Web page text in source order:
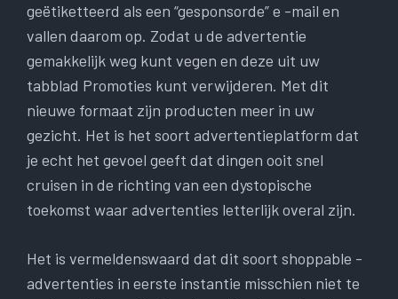
geëtiketteerd als een “gesponsorde” e -mail en
vallen daarom op. Zodat u de advertentie
gemakkelijk weg kunt vegen en deze uit uw
tabblad Promoties kunt verwijderen. Met dit
nieuwe formaat zijn producten meer in uw
gezicht. Het is het soort advertentieplatform dat
je echt het gevoel geeft dat dingen ooit snel
cruisen in de richting van een dystopische
toekomst waar advertenties letterlijk overal zijn.
Het is vermeldenswaard dat dit soort shoppable -
advertenties in eerste instantie misschien niet te